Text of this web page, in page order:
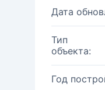
Дата
Тип
объекта:
Год